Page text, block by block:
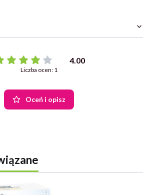
4.00
Liczba ocen: 1
Oceń i opisz